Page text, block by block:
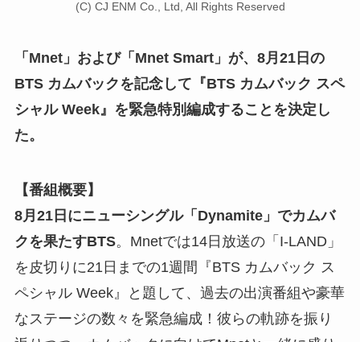
(C) CJ ENM Co., Ltd, All Rights Reserved
「Mnet」および「Mnet Smart」が、8月21日の
BTS カムバックを記念して『BTS カムバック スペ
シャル Week』を緊急特別編成することを決定し
た。
【番組概要】
8月21日にニューシングル「Dynamite」でカムバ
クを果たすBTS。Mnetでは14日放送の「I-LAND」
を皮切りに21日までの1週間『BTS カムバック ス
ペシャル Week』と題して、過去の出演番組や豪華
なステージの数々を緊急編成！彼らの軌跡を振り